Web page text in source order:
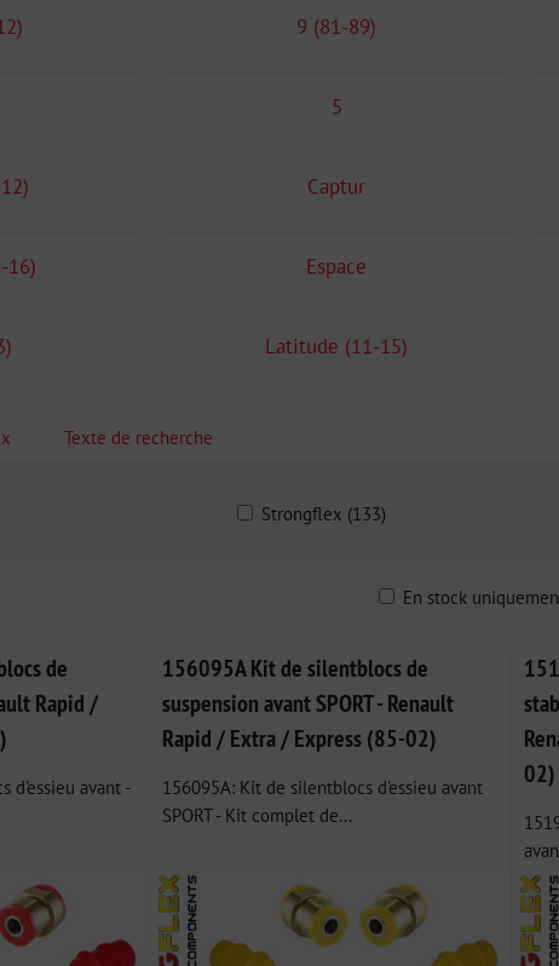
9 (81-89)
5
Captur
16) Espace
Latitude (11-15)
Texte de recherche
Strongflex (133)
En stock
de
Rapid /
d'essieu avant -
156095A Kit de silentblocs de
suspension avant SPORT - Renault
Rapid / Extra / Express (85-02)
156095A: Kit de silentblocs d'essieu avant
SPORT - Kit complet de...
02)